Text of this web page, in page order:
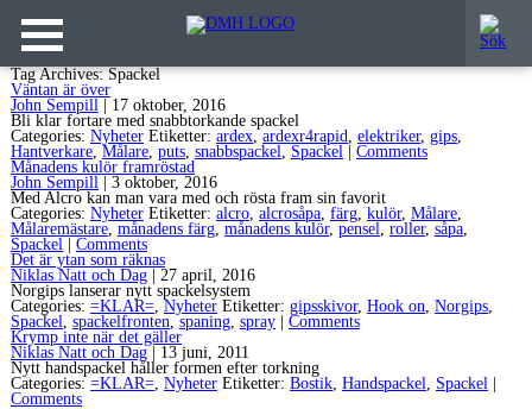
Tag Archives: Spackel
Väntan är över
John Sempill
17 oktober, 2016
Bli klar fortare med snabbtorkande spackel
Categories: Nyheter Etiketter: ardex, ardexr4rapid, elektriker, gips,
Hantverkare, Målare, puts, snabbspackel, Spackel
Comments
Månadens kulör framröstad
John Sempill
3 oktober, 2016
Med Alcro kan man vara med och rösta fram sin favorit
Categories: Nyheter Etiketter: alcro, alcrosåpa, färg, kulör, Målare,
Målaremästare, månadens färg, månadens kulör, pensel, roller, såpa,
Spackel
Comments
Det är ytan som räknas
Niklas Natt och Dag
27 april, 2016
Norgips lanserar nytt spackelsystem
Categories: =KLAR=, Nyheter Etiketter: gipsskivor, Hook on, Norgips,
Spackel, spackelfronten, spaning, spray
Comments
Krymp inte när det gäller
Niklas Natt och Dag
13 juni, 2011
Nytt handspackel håller formen efter torkning
Categories: =KLAR=, Nyheter Etiketter: Bostik, Handspackel, Spackel
Comments